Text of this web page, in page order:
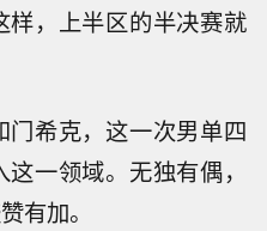
，上半区的半决赛就
希克，这一次男单四
一领域。无独有偶，
有加。